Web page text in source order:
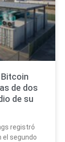
de dos
de su
registró
el segundo